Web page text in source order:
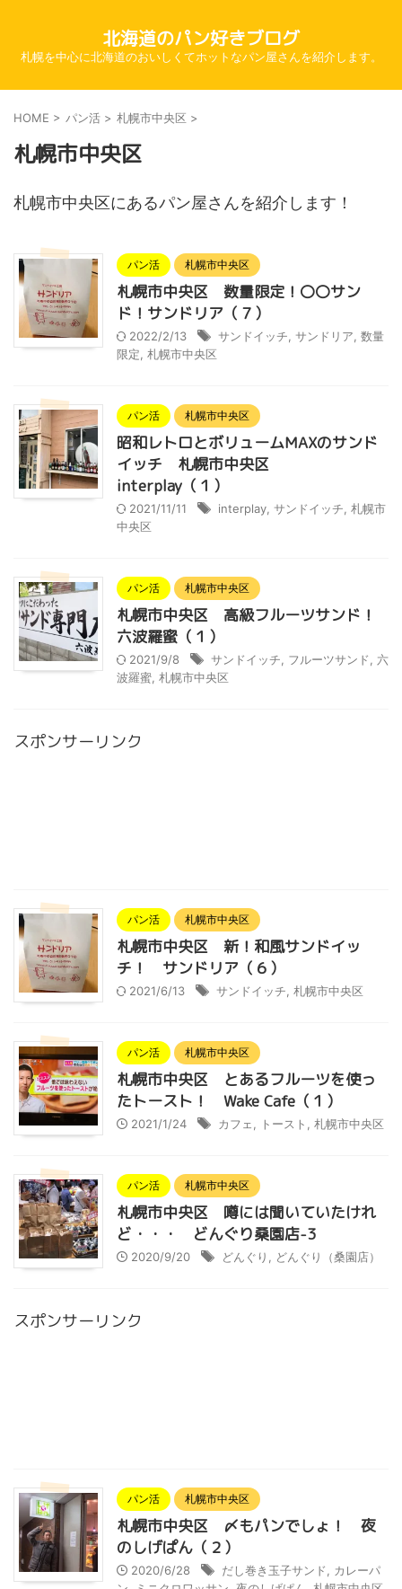
北海道のパン好きブログ
札幌を中心に北海道のおいしくてホットなパン屋さんを紹介します。
HOME > パン活 > 札幌市中央区 >
札幌市中央区
札幌市中央区にあるパン屋さんを紹介します！
パン活 札幌市中央区
札幌市中央区 数量限定！〇〇サン
ド！サンドリア（７）
2022/2/13 サンドイッチ サンドリア 数量
限定 札幌市中央区
パン活 札幌市中央区
昭和レトロとボリュームMAXのサンド
イッチ 札幌市中央区
interplay（１）
2021/11/11 interplay サンドイッチ 札幌市
中央区
パン活 札幌市中央区
札幌市中央区 高級フルーツサンド！
六波羅蜜（１）
2021/9/8 サンドイッチ フルーツサンド
六
波羅蜜 札幌市中央区
スポンサーリンク
パン活 札幌市中央区
札幌市中央区 新！和風サンドイッ
チ！ サンドリア（６）
2021/6/13 サンドイッチ 札幌市中央区
パン活 札幌市中央区
札幌市中央区 とあるフルーツを使っ
たトースト！ Wake Cafe（１）
2021/1/24 カフェ トースト 札幌市中央区
パン活 札幌市中央区
札幌市中央区 噂には聞いていたけれ
ど・・・ どんぐり桑園店-3
2020/9/20 どんぐり どんぐり（桑園店）
スポンサーリンク
パン活 札幌市中央区
札幌市中央区 〆もパンでしょ！ 夜
のしげぱん（２）
2020/6/28 だし巻き玉子サンド
カレーパ